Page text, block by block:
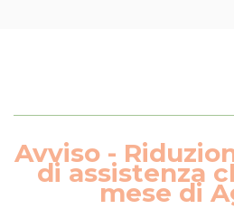
Avviso -
di assistenza
mese di